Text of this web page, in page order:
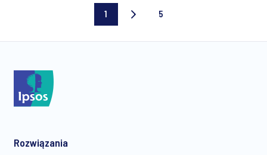
Current
1
Last
5
Rozwiązania